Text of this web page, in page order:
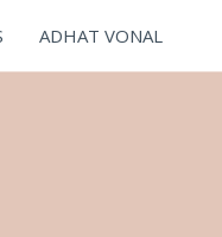
ADHAT VONAL